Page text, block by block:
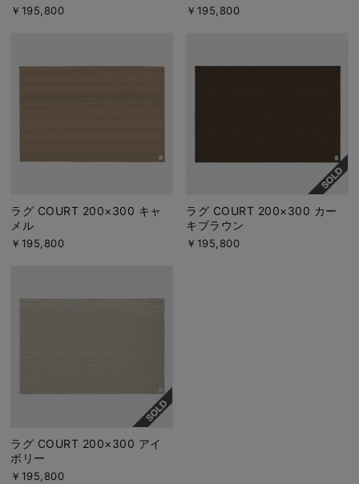
￥195,800 ￥195,800
ラグ COURT 200×300 キャ
メル
￥195,800
ラグ COURT 200×300 カー
キブラウン
￥195,800
ラグ COURT 200×300 アイ
ボリー
￥195,800